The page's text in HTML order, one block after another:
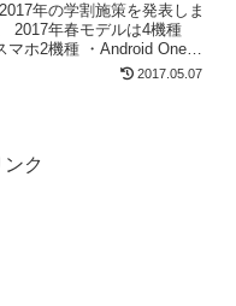
年の学割施策を発表しま
2017年春モデルは4機種
マホ2機種 ・Android One
2017.05.07
ク